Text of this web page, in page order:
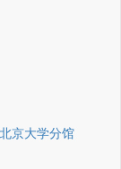
京大学分馆